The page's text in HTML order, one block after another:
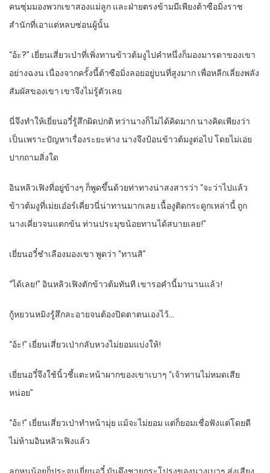
คนซุ่มมองพวกเขาสองแม่ลูก และฝ่ายตรงข้ามมีเพียงต้าซือมิ่งราช
สำนักที่เอาแต่หลบซ่อนผู้นั้น
“อ้ะ?” เยี่ยนเสี่ยวเป่าที่เพิ่งทานข้าวต้มงูไปคำหนึ่งก็มองมารดาของเขา
อย่างฉงน เนื่องจากครั้งนี้ต้าซือมิ่งลอยอยู่บนที่สูงมาก เพื่อหลีกเลี่ยงพลัง
สัมผัสของเขา เขาจึงไม่รู้ตัวเลย
นี่จึงทำให้เยี่ยนอวี๋รู้สึกผิดปกติ ทว่านางก็ไม่ได้คิดมาก นางคิดเพียงว่า
เป็นเพราะปัญหาเรื่องระยะห่าง นางจึงป้อนข้าวต้มงูต่อไป โดยไม่เอ่ย
ปากถามสิ่งใด
อินหลิวเฟิงที่อยู่ข้างๆ ก็พูดขึ้นด้วยท่าทางน่าสงสารว่า “จะว่าไปแล้ว
ข้าวต้มงูที่เม่ยเอ๋อร์เคี่ยวนี่น่าทานมากเลย เนื้องูติดกระดูกเหล่านี้ ถูก
นางเคี่ยวจนแตกข้น ท่านประมุขน้อยทานได้สบายเลย!”
เยี่ยนอวี๋ชำเลืองมองเขา พูดว่า “ทานสิ”
“ได้เลย!” อินหลิวเฟิงตักข้าวต้มทันที เขารอคำนี้มานานแล้ว!
กู้หยวนหมิงรู้สึกละอายจนต้องปิดตาตนเองไว้…
“อ้ะ!” เยี่ยนเสี่ยวเป่ากลับหวงไม่ยอมแบ่งให้!
เยี่ยนอวี๋จึงใช้นิ้วชี้แตะหน้าผากของเขาเบาๆ “เจ้าทานไม่หมดเสีย
หน่อย”
“อ้ะ!” เยี่ยนเสี่ยวเป่าทำหน้ามุ่ย แม้จะไม่ยอม แต่ก็ยอมเชื่อฟังแต่โดยดี
ไม่ห้ามอินหลิวเฟิงแล้ว